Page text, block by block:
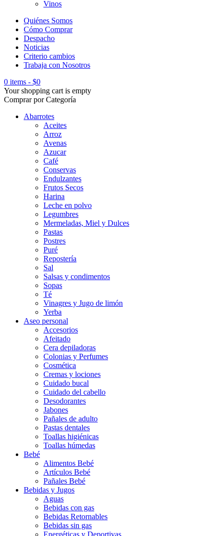
Vinos
Quiénes Somos
Cómo Comprar
Despacho
Noticias
Criterio cambios
Trabaja con Nosotros
0 items - $0
Your shopping cart is empty
Comprar por Categoría
Abarrotes
Aceites
Arroz
Avenas
Azucar
Café
Conservas
Endulzantes
Frutos Secos
Harina
Leche en polvo
Legumbres
Mermeladas, Miel y Dulces
Pastas
Postres
Puré
Repostería
Sal
Salsas y condimentos
Sopas
Té
Vinagres y Jugo de limón
Yerba
Aseo personal
Accesorios
Afeitado
Cera depiladoras
Colonias y Perfumes
Cosmética
Cremas y lociones
Cuidado bucal
Cuidado del cabello
Desodorantes
Jabones
Pañales de adulto
Pastas dentales
Toallas higiénicas
Toallas húmedas
Bebé
Alimentos Bebé
Artículos Bebé
Pañales Bebé
Bebidas y Jugos
Aguas
Bebidas con gas
Bebidas Retornables
Bebidas sin gas
Energéticas y Deportivas